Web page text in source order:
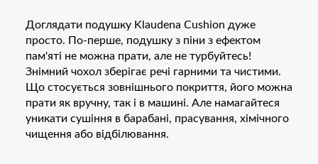
Доглядати подушку Klaudena Cushion дуже
просто. По-перше, подушку з піни з ефектом
пам'яті не можна прати, але не турбуйтесь!
Знімний чохол зберігає речі гарними та чистими.
Що стосується зовнішнього покриття, його можна
прати як вручну, так і в машині. Але намагайтеся
уникати сушіння в барабані, прасування, хімічного
чищення або відбілювання.